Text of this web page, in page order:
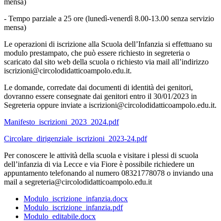
- Tempo parziale a 25 ore (lunedì-venerdì 8.00-13.00 senza servizio
mensa)
Le operazioni di iscrizione alla Scuola dell’Infanzia si effettuano su
modulo prestampato, che può essere richiesto in segreteria o
scaricato dal sito web della scuola o richiesto via mail all’indirizzo
iscrizioni@circolodidatticoampolo.edu.it.
Le domande, corredate dai documenti di identità dei genitori,
dovranno essere consegnate dai genitori entro il 30/01/2023 in
Segreteria oppure inviate a iscrizioni@circolodidatticoampolo.edu.it.
Manifesto_iscrizioni_2023_2024.pdf
Circolare_dirigenziale_iscrizioni_2023-24.pdf
Per conoscere le attività della scuola e visitare i plessi di scuola
dell’infanzia di via Lecce e via Fiore è possibile richiedere un
appuntamento telefonando al numero 08321778078 o inviando una
mail a segreteria@circolodidatticoampolo.edu.it
Modulo_iscrizione_infanzia.docx
Modulo_iscrizione_infanzia.pdf
Modulo_editabile.docx